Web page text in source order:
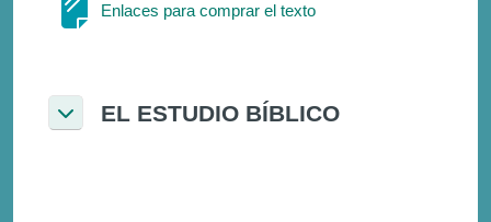
Enlaces para comprar el textoΣελίδα
ΣύμπτυξηEL ESTUDIO BÍBLICO